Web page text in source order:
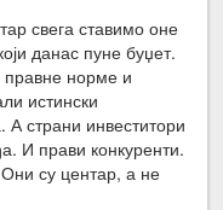
свега ставимо оне
данас пуне буџет.
норме и
истински
А страни инвеститори
И прави конкуренти.
су центар, а не